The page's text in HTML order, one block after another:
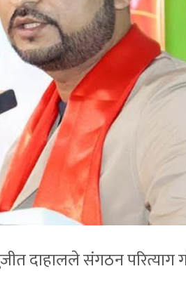
दाहालले संगठन परित्याग